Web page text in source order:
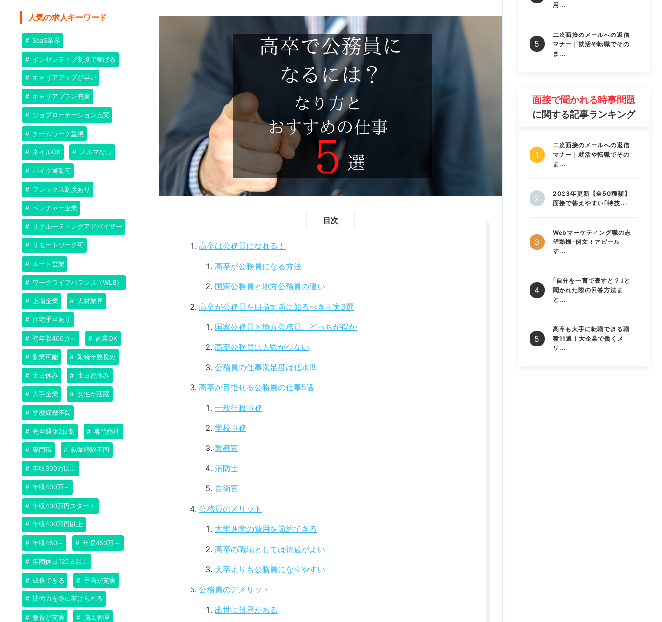
人気の求人キーワード
SaaS業界
インセンティブ制度で稼げる
キャリアアップが早い
キャリアプラン充実
ジョブローテーション充実
チームワーク重視
ネイルOK ノルマなし
バイク通勤可
フレックス制度あり
ベンチャー企業
リクルーティングアドバイザー
リモートワーク可
ルート営業
ワークライフバランス（WLB）
上場企業 人材業界
住宅手当あり
初年収400万～ 副業OK
副業可能 勤続年数長め
土日休み 土日祝休み
大手企業 女性が活躍
学歴経歴不問
完全週休2日制 専門商社
専門職 就業経験不問
年収300万以上
年収400万～
年収400万円スタート
年収400万円以上
年収450～ 年収450万～
年間休日120日以上
成長できる 手当が充実
技術力を身に着けられる
教育が充実 施工管理
目次
高卒は公務員になれる！
高卒が公務員になる方法
国家公務員と地方公務員の違い
高卒が公務員を目指す前に知るべき事実3選
国家公務員と地方公務員、どっちが得か
高卒公務員は人数が少ない
公務員の仕事満足度は低水準
高卒が目指せる公務員の仕事5選
一般行政事務
学校事務
警察官
消防士
自衛官
公務員のメリット
大学進学の費用を節約できる
高卒の職場としては待遇がよい
大卒よりも公務員になりやすい
公務員のデメリット
出世に限界がある
用...
二次面接のメールへの返信
マナー｜就活や転職でその
ま...
面接で聞かれる時事問題
に関する記事ランキング
二次面接のメールへの返信
マナー｜就活や転職でその
ま...
2023年更新【全50種類】
面接で答えやすい｢特技...
Webマーケティング職の志
望動機･例文！アピール
す...
｢自分を一言で表すと？｣と
聞かれた際の回答方法ま
と...
高卒も大手に転職できる職
種11選！大企業で働くメ
リ...